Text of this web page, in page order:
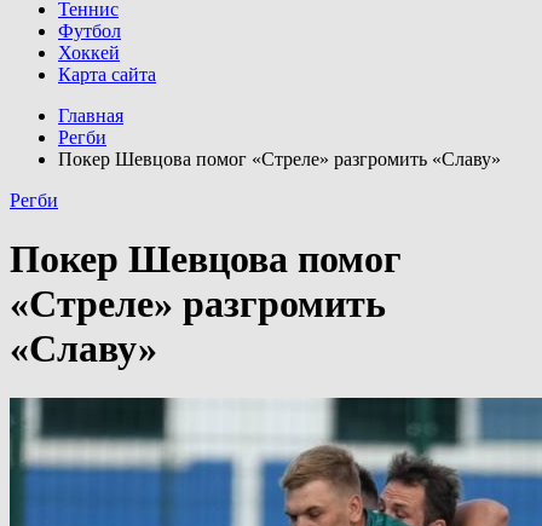
Теннис
Футбол
Хоккей
Карта сайта
Главная
Регби
Покер Шевцова помог «Стреле» разгромить «Славу»
Регби
Покер Шевцова помог
«Стреле» разгромить
«Славу»